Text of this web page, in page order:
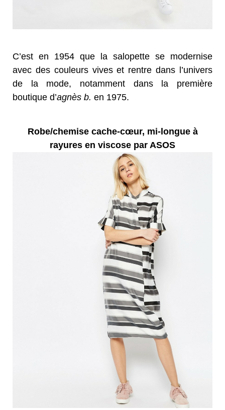
C’est en 1954 que la salopette se modernise
avec des couleurs vives et rentre dans l’univers
de la mode, notamment dans la première
boutique d’agnès b. en 1975.
Robe/chemise cache-cœur, mi-longue à
rayures en viscose par ASOS